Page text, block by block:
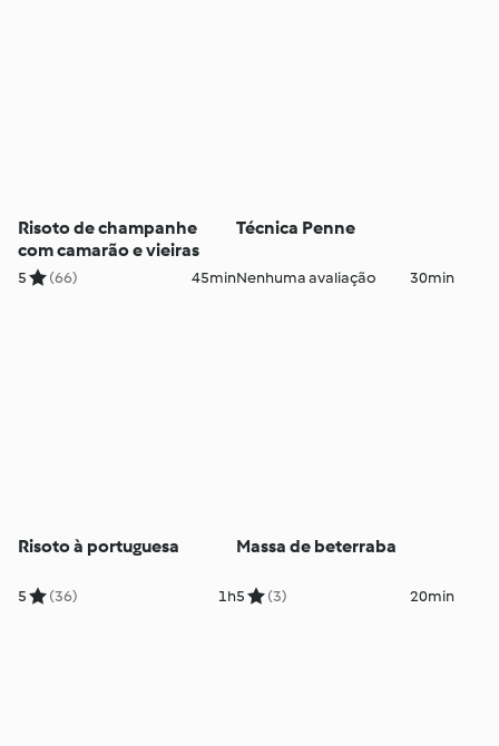
Risoto de champanhe
com camarão e vieiras
5 (66) 45min
Técnica Penne
Nenhuma avaliação 30min
Risoto à portuguesa
5 (36) 1h
Massa de beterraba
5 (3) 20min